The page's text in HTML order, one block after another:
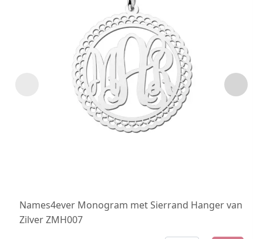
Names4ever Monogram met Sierrand Hanger van
Zilver ZMH007